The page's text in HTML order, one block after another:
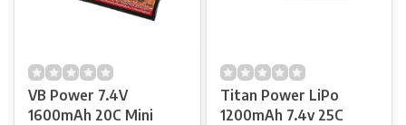
VB Power 7.4V
1600mAh 20C Mini
Titan Power LiPo
1200mAh 7.4v 25C